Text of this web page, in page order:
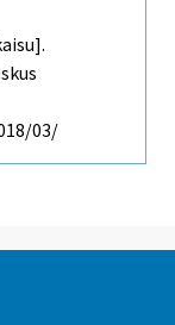
03/